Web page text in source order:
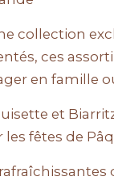
collection
ces
en famille
et
fêtes de